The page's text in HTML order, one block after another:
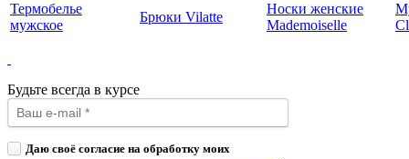
Термобелье
мужское
Брюки Vilatte
Носки женские
Mademoiselle
Будьте всегда в курсе
Даю своё согласие на обработку моих